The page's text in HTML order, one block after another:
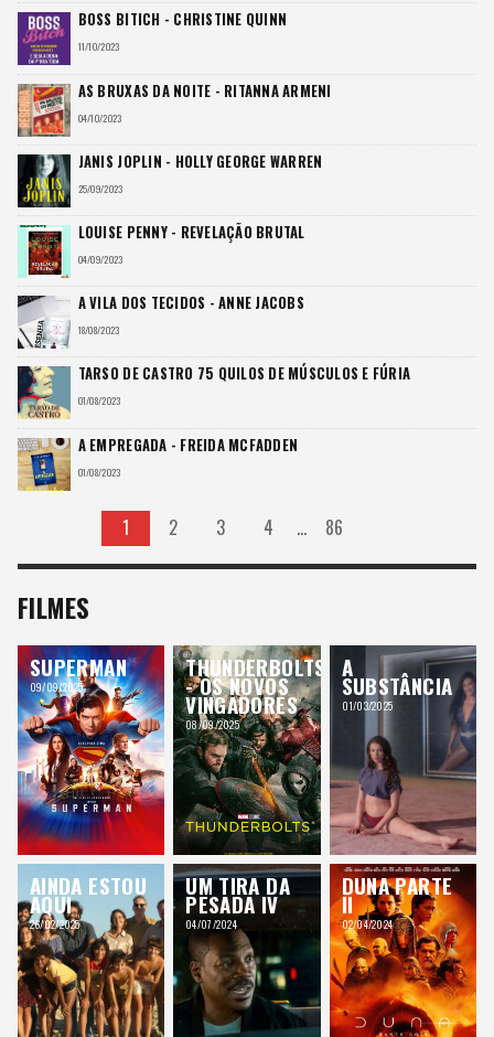
BOSS BITICH - CHRISTINE QUINN
11/10/2023
AS BRUXAS DA NOITE - RITANNA ARMENI
04/10/2023
JANIS JOPLIN - HOLLY GEORGE WARREN
25/09/2023
LOUISE PENNY - REVELAÇÃO BRUTAL
04/09/2023
A VILA DOS TECIDOS - ANNE JACOBS
18/08/2023
TARSO DE CASTRO 75 QUILOS DE MÚSCULOS E FÚRIA
01/08/2023
A EMPREGADA - FREIDA MCFADDEN
01/08/2023
1 2 3 4 … 86
FILMES
SUPERMAN
09/09/2025
THUNDERBOLTS
- OS NOVOS
VINGADORES
08/09/2025
A
SUBSTÂNCIA
01/03/2025
AINDA ESTOU
AQUI
26/02/2025
UM TIRA DA
PESADA IV
04/07/2024
DUNA PARTE
II
02/04/2024